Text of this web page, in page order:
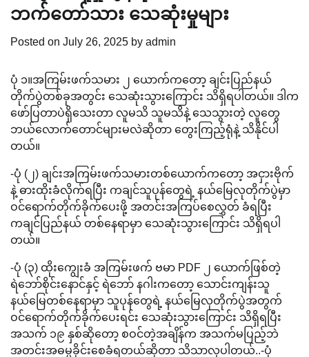
ဘက်တော်သား သေဆုံးမှုများ
Posted on July 26, 2025 by admin
ပုံ ၁။အကြမ်းဖက်သမား ၂ ယောက်ကတော့ ချင်းပြည်နယ်
တိုက်ပွဲတစ်ခုအတွင်း သေဆုံးသွားကြောင်း သိရှိရပါတယ်။ ဒါက
ဖော်ပြတာပဲရှိသေးတာ လူမသိ သူမသိနဲ့ သေသွားတဲ့ လူတွေ
ဘယ်လောက်တောင်များမလဲဆိုတာ တွေးကြည့်ရုံနဲ့ သိနိုင်ပါ
တယ်။
-ပုံ (၂) ချင်းအကြမ်းဖက်သမားတစ်ယောက်ကတော့ အငှားဗိုက်
နဲ့ ဓားထိုးခံလိုက်ရပြီး ကချင်သူပုန်တွေရဲ့ နယ်မြေလုတိုက်ပွဲမှာ
ဝင်ရောက်တိုက်ခိုက်ပေးဖို့ အတင်းအကြပ်စေလွှတ် ခံရပြီး
ကချင်ပြည်နယ် တစ်နေရာမှာ သေဆုံးသွားကြောင်း သိရှိရပါ
တယ်။
-ပုံ (၃) ထိုးကျွေးခံ အကြမ်းဖက် ဗမာ PDF ၂ ယောက်ဖြစ်တဲ့
ရဲဘော်စိုင်းနောင်နှင့် ရဲဘော် နဂါးကတော့ သောင်းကျန်းသူ
နယ်မြေတစ်နေရာမှာ သူပုန်တွေရဲ့ နယ်မြေလုတိုက်ပွဲအတွက်
ဝင်ရောက်တိုက်ခိုက်ပေးရင်း သေဆုံးသွားကြောင်း သိရှိရပြီး
အသက် ၁၉ နှစ်ဆိုတော့ စဝင်တဲ့အချိန်က အသက်မပြည့်ဘဲ
အတင်းအဓမ္မခိုင်းစေခံရတယ်ဆိုတာ သိသာလှပါတယ်..-ပုံ